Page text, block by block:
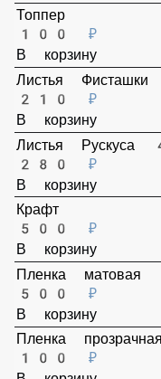
Топпер
100 ₽
В корзину
Листья Фисташки 3шт
210 ₽
В корзину
Листья Рускуса 4шт
280 ₽
В корзину
Крафт
500 ₽
В корзину
Пленка матовая